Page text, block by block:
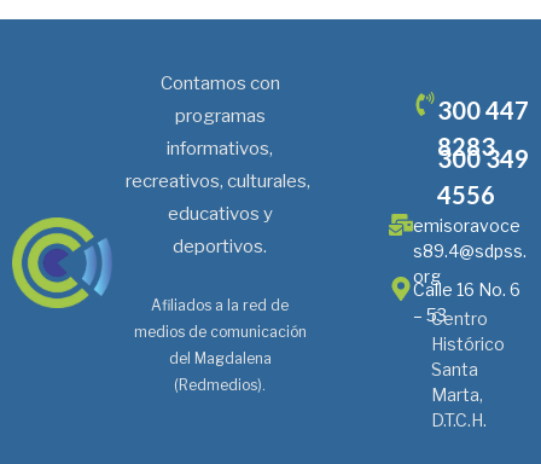
Contamos con
programas
informativos,
recreativos, culturales,
educativos y
deportivos.
Afiliados a la red de
medios de comunicación
del Magdalena
(Redmedios).
300 447
8283
300 349
4556
emisoravoce
s89.4@sdpss.
org
Calle 16 No. 6
– 53Centro
Histórico
Santa
Marta,
D.T.C.H.